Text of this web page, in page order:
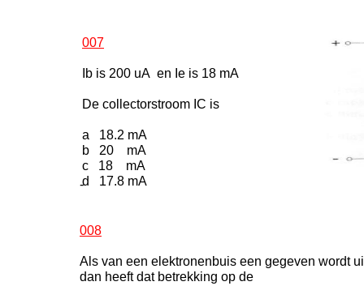
-
008
Als van een elektronenbuis een gegeven wordt
dan heeft dat betrekking op de
007
Ib is 200 uA en Ie is 18 mA
De collectorstroom IC is
a 18.2 mA
b 20 mA
c 18 mA
d 17.8 mA